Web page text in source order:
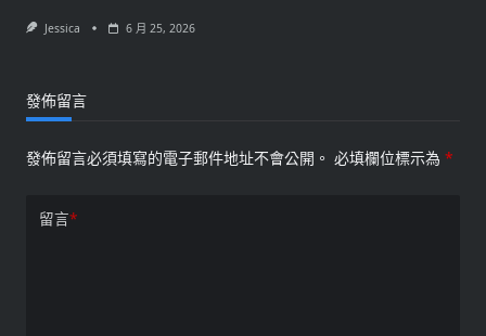
Jessica 6 月 25, 2026
發佈留言
發佈留言必須填寫的電子郵件地址不會公開。 必填欄位標示為 *
留言*